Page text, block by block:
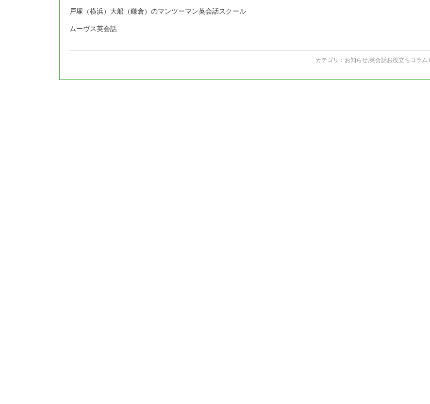
戸塚（横浜）大船（鎌倉）のマンツーマン英会話スクール
ムーヴス英会話
カテゴリ： お知らせ 英会話お役立ちコラム